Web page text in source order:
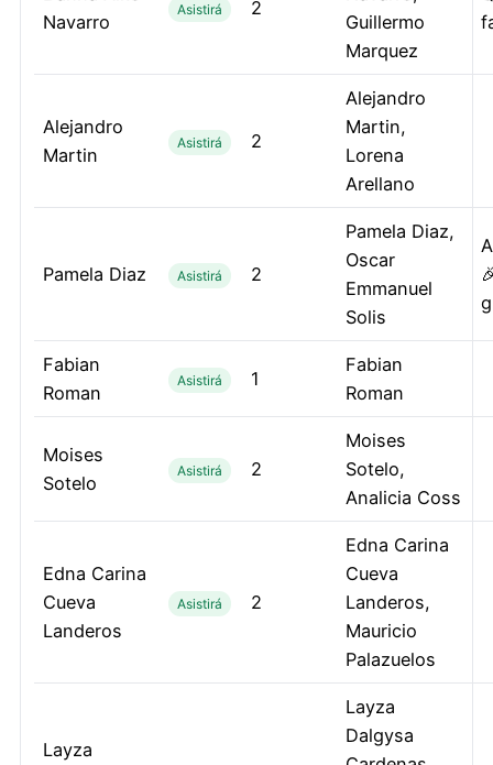
Navarro
Asistirá 2
Guillermo
Marquez
Alejandro
Martin
Asistirá 2
Alejandro
Martin,
Lorena
Arellano
Pamela Diaz Asistirá 2
Pamela Diaz,
Oscar
Emmanuel
Solis
Fabian
Roman
Asistirá 1
Fabian
Roman
Moises
Sotelo
Asistirá 2
Moises
Sotelo,
Analicia Coss
Edna Carina
Cueva
Landeros
Asistirá 2
Edna Carina
Cueva
Landeros,
Mauricio
Palazuelos
Layza
Layza
Dalgysa